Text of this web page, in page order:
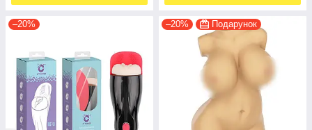
–20% –20% Подарунок